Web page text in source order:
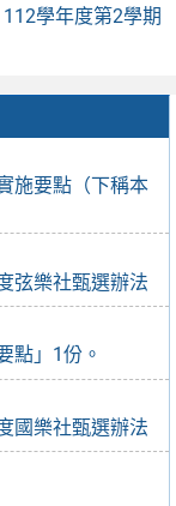
施要點（下稱本
弦樂社甄選辦法
點」1份。
國樂社甄選辦法
學年度第2學期